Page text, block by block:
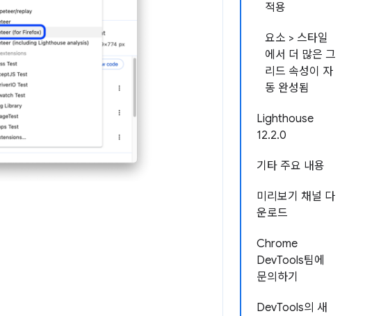
적용
요소 > 스타일
에서 더 많은 그
리드 속성이 자
동 완성됨
Lighthouse
12.2.0
기타 주요 내용
미리보기 채널 다
운로드
Chrome
DevTools팀에
문의하기
DevTools의 새